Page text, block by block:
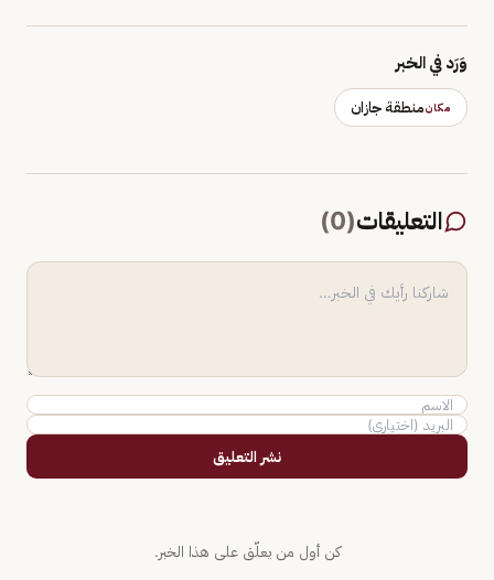
وَرَد في الخبر
مكانمنطقة جازان
التعليقات(
0
)
نشر التعليق
كن أول من يعلّق على هذا الخبر.